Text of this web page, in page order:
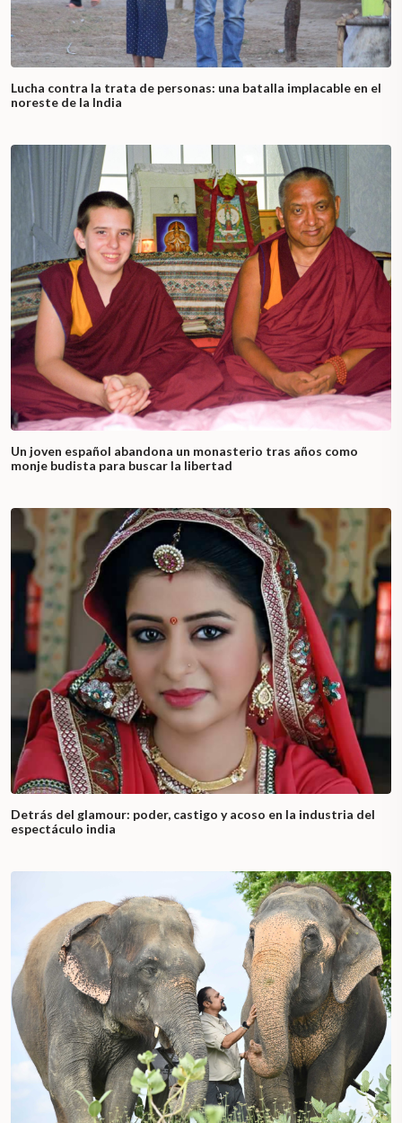
Lucha contra la trata de personas: una batalla implacable en el
noreste de la India
Un joven español abandona un monasterio tras años como
monje budista para buscar la libertad
Detrás del glamour: poder, castigo y acoso en la industria del
espectáculo india